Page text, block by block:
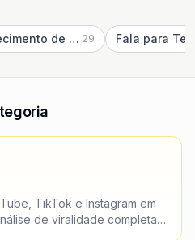
Reconhecimento de Fala IA 29 Fala para
TikTok e Instagram em
de viralidade completa